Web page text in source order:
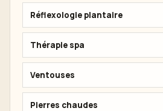
Réflexologie plantaire
Thérapie spa
Ventouses
Pierres chaudes